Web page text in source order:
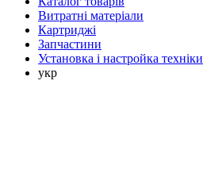
Витратні матеріали
Картриджі
Запчастини
Установка і настройка техніки
укр